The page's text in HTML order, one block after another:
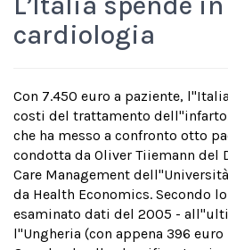
cardiologia
Con 7.450 euro a paziente,
costi del trattamento
che ha messo a confronto otto
condotta da Oliver Tiiemann del
Care Management
da Health Economics. Secondo
esaminato dati del 2005 -
l''Ungheria (con appena 396